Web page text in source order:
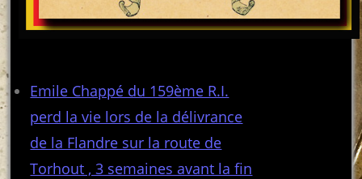
Emile Chappé du 159ème R.I.
perd la vie lors de la délivrance
de la Flandre sur la route de
Torhout , 3 semaines avant la fin